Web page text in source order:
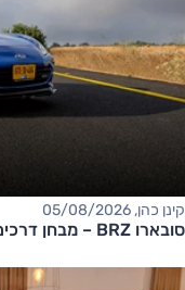
קינן כהן, 05/08/2026
סובארו BRZ – מבחן דרכים (tS)